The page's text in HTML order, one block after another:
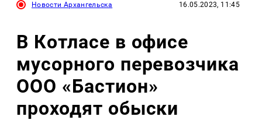
Новости Архангельска 16.05.2023, 11:45
В Котласе в офисе
мусорного перевозчика
ООО «Бастион»
проходят обыски